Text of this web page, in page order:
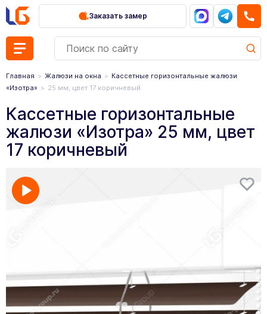
Заказать замер
Главная Жалюзи на окна
Кассетные горизонтальные жалюзи
«Изотра»
25 мм, цвет 17 коричневый
Кассетные горизонтальные
жалюзи «Изотра» 25 мм, цвет
17 коричневый